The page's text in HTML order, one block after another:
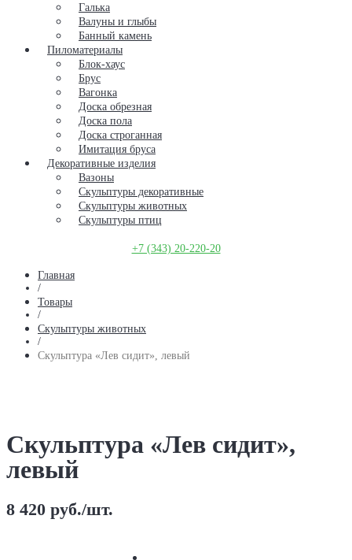
Галька
Валуны и глыбы
Банный камень
Пиломатериалы
Блок-хаус
Брус
Вагонка
Доска обрезная
Доска пола
Доска строганная
Имитация бруса
Декоративные изделия
Вазоны
Скульптуры декоративные
Скульптуры животных
Скульптуры птиц
+7 (343) 20-220-20
Главная
/
Товары
/
Скульптуры животных
/
Скульптура «Лев сидит», левый
Скульптура «Лев сидит»,
левый
8 420 руб./шт.